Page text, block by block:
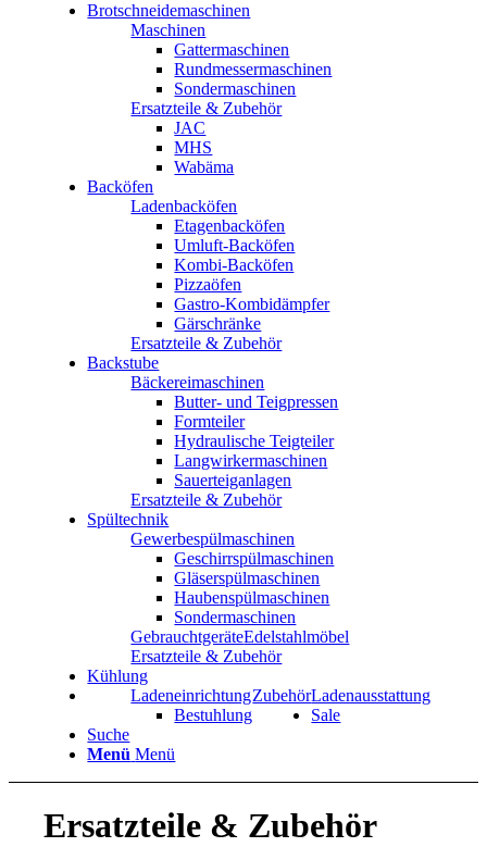
Brotschneidemaschinen
Maschinen
Gattermaschinen
Rundmessermaschinen
Sondermaschinen
Ersatzteile & Zubehör
JAC
MHS
Wabäma
Backöfen
Ladenbacköfen
Etagenbacköfen
Umluft-Backöfen
Kombi-Backöfen
Pizzaöfen
Gastro-Kombidämpfer
Gärschränke
Ersatzteile & Zubehör
Backstube
Bäckereimaschinen
Butter- und Teigpressen
Formteiler
Hydraulische Teigteiler
Langwirkermaschinen
Sauerteiganlagen
Ersatzteile & Zubehör
Spültechnik
Gewerbespülmaschinen
Geschirrspülmaschinen
Gläserspülmaschinen
Haubenspülmaschinen
Sondermaschinen
GebrauchtgeräteEdelstahlmöbel
Ersatzteile & Zubehör
Kühlung
Ladenausstattung
Ladeneinrichtung
Bestuhlung
Zubehör
Sale
Suche
Menü Menü
Ersatzteile & Zubehör